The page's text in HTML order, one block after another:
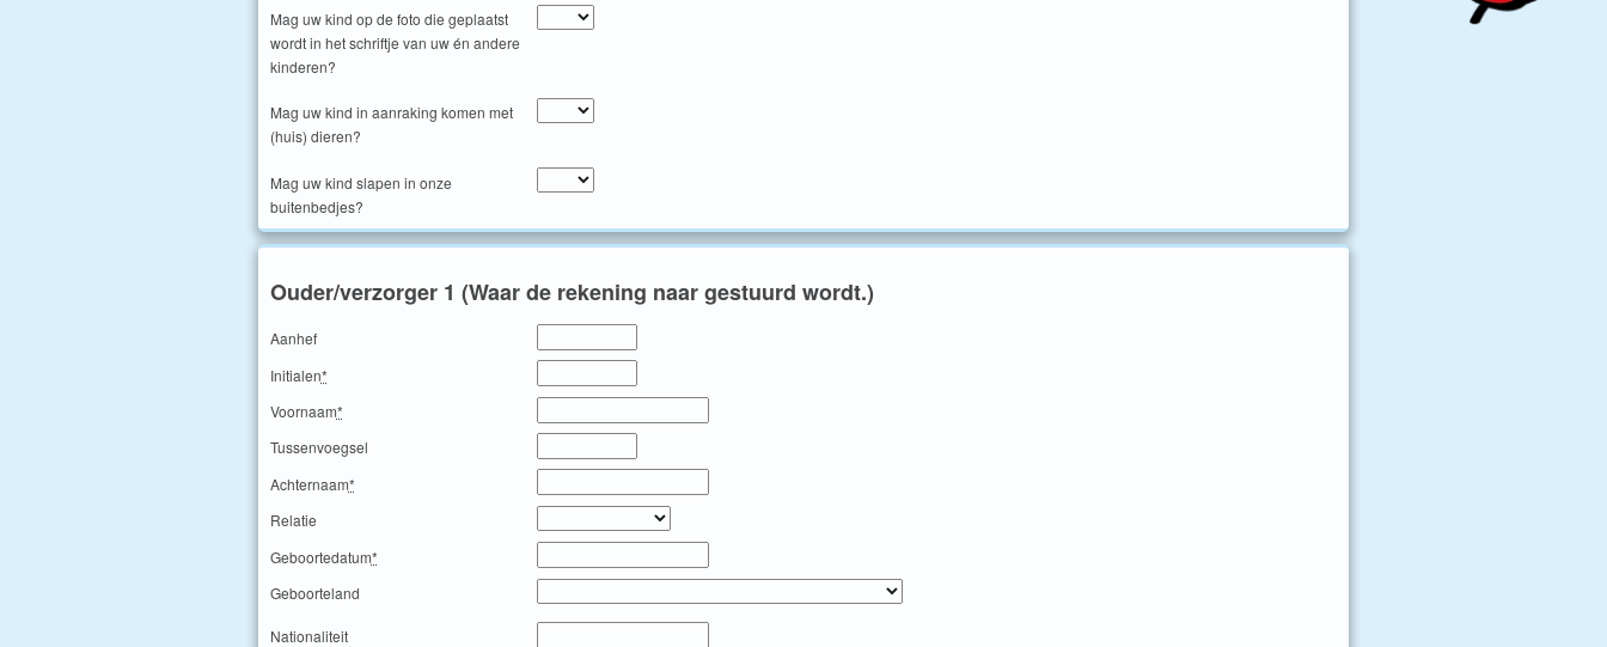
Mag uw kind op de foto die geplaatst
wordt in het schriftje van uw én andere
kinderen?
Mag uw kind in aanraking komen met
(huis) dieren?
Mag uw kind slapen in onze
buitenbedjes?
Ouder/verzorger 1 (Waar de rekening naar gestuurd wordt.)
Aanhef
Initialen*
Voornaam*
Tussenvoegsel
Achternaam*
Relatie
Geboortedatum*
Geboorteland
Nationaliteit